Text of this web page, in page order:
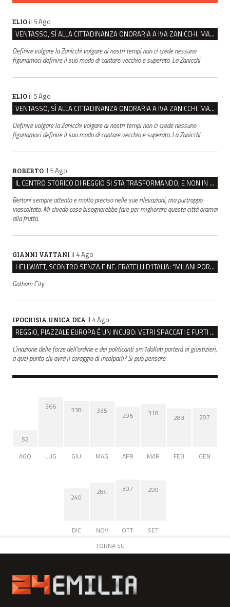
ELIO il 5 Ago
VENTASSO, SÌ ALLA CITTADINANZA ONORARIA A IVA ZANICCHI. MA BARGIACCHI: “È DI PESSIMO GUSTO”
Definire volgare la Zanicchi volgare ai nostri tempi non ci crede nessuno
figuriamoci definire il suo modo di cantare vecchio e superato. La Zanicchi
ELIO il 5 Ago
VENTASSO, SÌ ALLA CITTADINANZA ONORARIA A IVA ZANICCHI. MA BARGIACCHI: “È DI PESSIMO GUSTO”
Definire volgare la Zanicchi volgare ai nostri tempi non ci crede nessuno
figuriamoci definire il suo modo di cantare vecchio e superato. La Zanicchi
ROBERTO il 5 Ago
IL CENTRO STORICO DI REGGIO SI STA TRASFORMANDO, E NON IN MEGLIO
Bertoni sempre attento e molto preciso nelle sue rilevazioni, ma purtroppo
inascoltato. Mi chiedo cosa bisognerebbe fare per migliorare questa città oramai
alla frutta.
GIANNI VATTANI il 4 Ago
HELLWATT, SCONTRO SENZA FINE. FRATELLI D’ITALIA: “MILANI PORTA DOCUMENTI, DE FRANCO INSULTI”
Gotham City
IPOCRISIA UNICA DEA il 4 Ago
REGGIO, PIAZZALE EUROPA È UN INCUBO: VETRI SPACCATI E FURTI SULLE AUTO IN SOSTA
L'inazione delle forze dell'ordine e dei politicanti sm1dollati porterà ai giustizieri,
a quel punto chi avrà il coraggio di incolparli? Si può pensare
52
AGO
366
LUG
338
GIU
335
MAG
296
APR
318
MAR
283
FEB
287
GEN
240
DIC
284
NOV
307
OTT
299
SET
TORNA SU